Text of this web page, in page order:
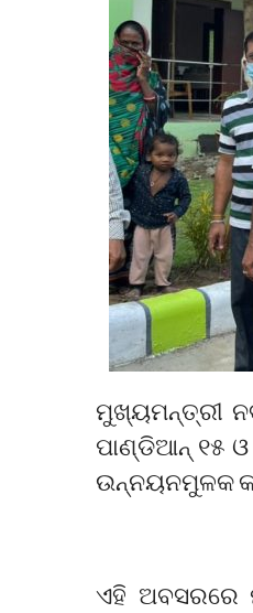
ମୁଖ୍ୟମନ୍ତ୍ରୀ
ପାଣ୍ଡିଆନ୍ ୧୫
ଉନ୍ନୟନମୁଳକ
ଏହି ଅବସରରେ